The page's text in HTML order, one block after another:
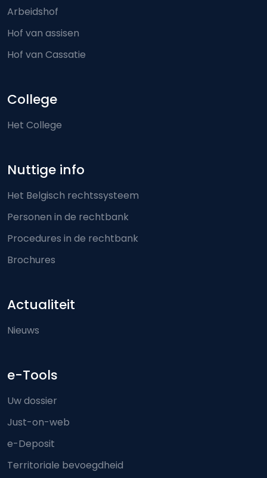
Arbeidshof
Hof van assisen
Hof van Cassatie
College
Het College
Nuttige info
Het Belgisch rechtssysteem
Personen in de rechtbank
Procedures in de rechtbank
Brochures
Actualiteit
Nieuws
e-Tools
Uw dossier
Just-on-web
e-Deposit
Territoriale bevoegdheid